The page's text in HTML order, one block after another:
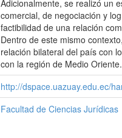
Adicionalmente, se realizó un
comercial, de negociación y
factibilidad de una relación
Dentro de este mismo
relación bilateral del país con
con la región de Medio Oriente.
http://dspace.uazuay.edu.ec/
Facultad de Ciencias Jurídicas